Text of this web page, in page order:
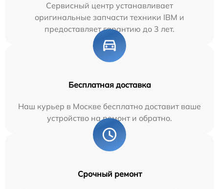
Сервисный центр устанавливает
оригинальные запчасти техники IBM и
предоставляет гарантию до 3 лет.
Бесплатная доставка
Наш курьер в Москве бесплатно доставит ваше
устройство на ремонт и обратно.
Срочный ремонт